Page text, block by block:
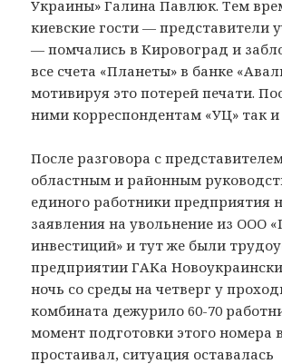
Украины» Галина Павлюк. Тем
киевские гости — представители
— помчались в Кировоград и
все счета «Планеты» в банке
мотивируя это потерей печати.
ними корреспондентам «УЦ» так и
После разговора с
областным и районным
единого работники предприятия
заявления на увольнение из ООО
инвестиций» и тут же были
предприятии ГАКа
ночь со среды на четверг у
комбината дежурило 60-70
момент подготовки этого номера
простаивал, ситуация оставалась